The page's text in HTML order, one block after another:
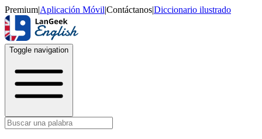
Premium|Aplicación Móvil|Contáctanos|Diccionario ilustrado
Toggle navigation